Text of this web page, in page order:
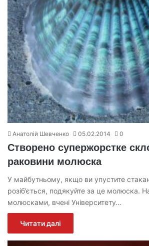
Анатолій Шевченко 05.02.2014 0
Створено супержорстке
раковини молюска
У майбутньому, якщо ви упустите стакан
розіб’ється, подякуйте за це молюска.
молюсками, вчені Університету…
Читати далі